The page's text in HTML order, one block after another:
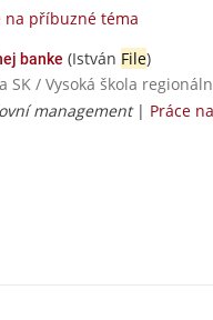
na příbuzné téma
banke (István File)
/ Vysoká škola
management| Práce